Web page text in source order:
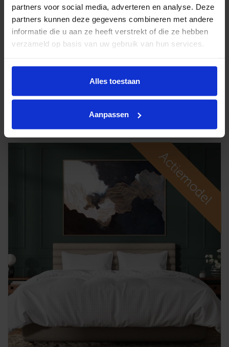
partners voor social media, adverteren en analyse. Deze
partners kunnen deze gegevens combineren met andere
informatie die u aan ze heeft verstrekt of die ze hebben
verzameld op basis van uw gebruik van hun services.
Alles toestaan
Aanpassen
Spiraalbodem Auping vlak